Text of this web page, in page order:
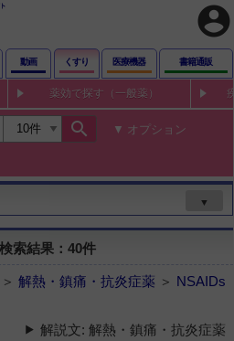
account_circle
動画 くすり 医療機器 書籍通販
薬効で探す（一般薬）
search オプション
▼
索結果：40件
解熱・鎮痛・抗炎症薬 ＞ NSAIDs
解説文: 解熱・鎮痛・抗炎症薬